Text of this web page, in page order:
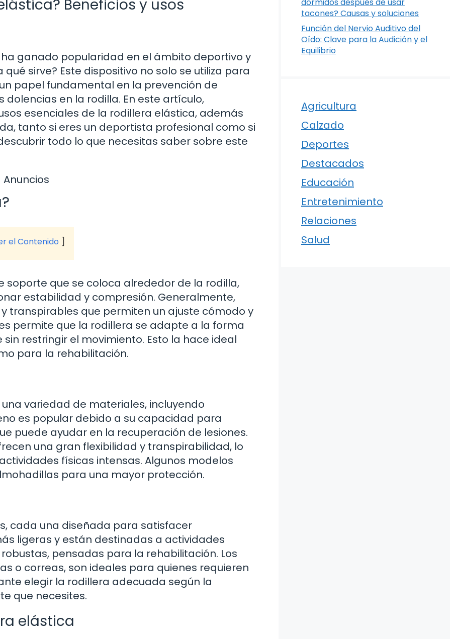
Beneficios y usos
ganado popularidad en el ámbito deportivo y
sirve? Este dispositivo no solo se utiliza para
papel fundamental en la prevención de
en la rodilla. En este artículo,
esenciales de la rodillera elástica, además
tanto si eres un deportista profesional como si
todo lo que necesitas saber sobre este
Anuncios
el Contenido
soporte que se coloca alrededor de la rodilla,
estabilidad y compresión. Generalmente,
transpirables que permiten un ajuste cómodo y
permite que la rodillera se adapte a la forma
restringir el movimiento. Esto la hace ideal
para la rehabilitación.
variedad de materiales, incluyendo
es popular debido a su capacidad para
puede ayudar en la recuperación de lesiones.
una gran flexibilidad y transpirabilidad, lo
físicas intensas. Algunos modelos
para una mayor protección.
cada una diseñada para satisfacer
ligeras y están destinadas a actividades
pensadas para la rehabilitación. Los
o correas, son ideales para quienes requieren
elegir la rodillera adecuada según la
que necesites.
elástica
tacones? Causas y soluciones
Función del Nervio Auditivo del
Oído: Clave para la Audición y el
Equilibrio
Agricultura
Calzado
Deportes
Destacados
Educación
Entretenimiento
Relaciones
Salud